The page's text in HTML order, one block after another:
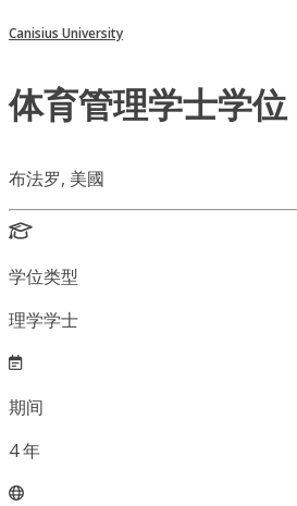
Canisius University
体育管理学士学位
布法罗, 美國
学位类型
理学学士
期间
4年